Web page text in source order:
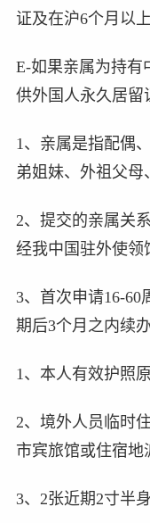
证及在沪6个月以
E-如果亲属为持有
供外国人永久居留
1、亲属是指配偶
弟姐妹、外祖父母
2、提交的亲属关
经我中国驻外使领
3、首次申请16-60
期后3个月之内续
1、本人有效护照
2、境外人员临时
市宾旅馆或住宿地
3、2张近期2寸半